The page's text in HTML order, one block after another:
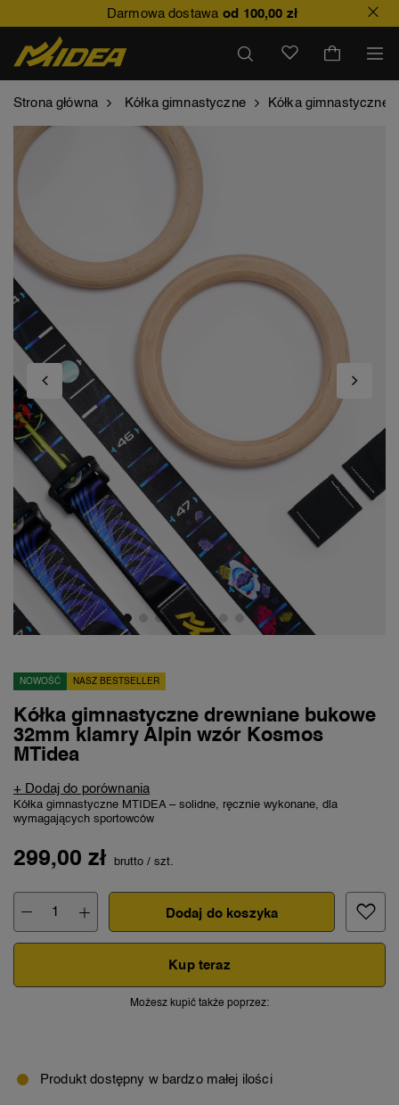
Darmowa dostawa od 100,00 zł
Strona główna Kółka gimnastyczne Kółka gimnastyczne
NOWOŚĆ NASZ BESTSELLER
Kółka gimnastyczne drewniane bukowe
32mm klamry Alpin wzór Kosmos
MTidea
+ Dodaj do porównania
Kółka gimnastyczne MTIDEA – solidne, ręcznie wykonane, dla
wymagających sportowców
299,00 zł brutto / szt.
Dodaj do koszyka
Kup teraz
Możesz kupić także poprzez:
Produkt dostępny w bardzo małej ilości